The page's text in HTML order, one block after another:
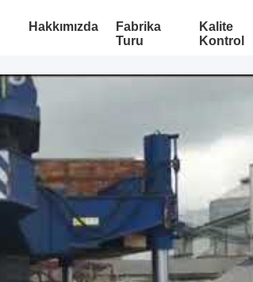
Hakkımızda
Fabrika
Turu
Kalite
Kontrol